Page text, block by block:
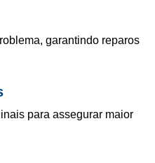
garantindo reparos
para assegurar maior